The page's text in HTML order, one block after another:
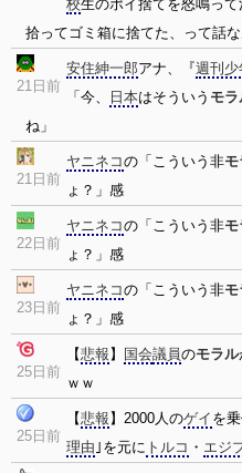
校生のポイ捨てを怒鳴っ
拾ってゴミ箱に捨てた、って話
21日前
安住紳一郎アナ、『週刊少
「今、
日本はそういう モラ
ね」
21日前
ヤニネコの「こういう非モ
ょ？」感
22日前
ヤニネコの「こういう非モ
ょ？」感
23日前
ヤニネコの「こういう非モ
ょ？」感
25日前
【悲報 】 国会議員のモラル
ｗｗ
25日前
【悲報 】2000人のゲイ を
理由 ｣を元に トルコ ・ エジ